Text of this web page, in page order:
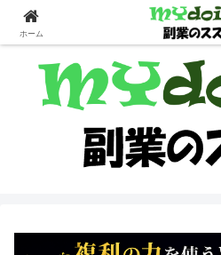
副業界隈
ホーム